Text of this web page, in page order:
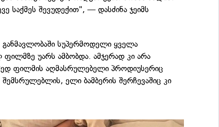
საქმეს შევუდექით", — დასძინა ჯეიმს
სუპერმოდელი ყველა
უარს ამბობდა. ამჯერად კი არა
ფილმის აღმასრულებელი პროდიუსერიც
ელი ბამბერის შერჩევაშიც კი